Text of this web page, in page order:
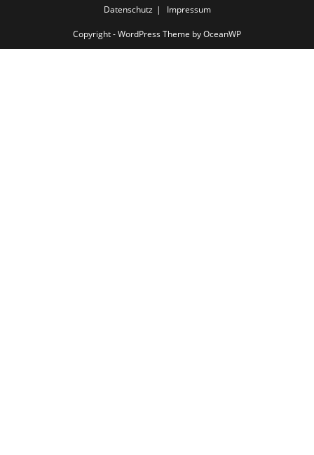
Datenschutz Impressum
Copyright - WordPress Theme by OceanWP